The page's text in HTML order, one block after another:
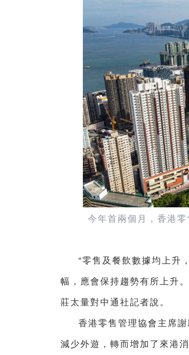
今年首兩個月，香港
“零售及餐飲數據均上升
幅，應會保持趨勢有所上升
莊太量對中通社記者說。
香港零售管理協會主席
減少外遊，轉而增加了來港消